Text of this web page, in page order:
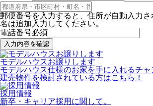
郵便番号を入力すると、住所が自動入力
名は追加入力してください。
電話番号必須
入力内容を確認
モデルハウスお譲りします
モデルハウス仕様のお家を手に入れるチャ
建売物件を検討されている方はこちら！
採用情報
新卒・キャリア採用に関して。